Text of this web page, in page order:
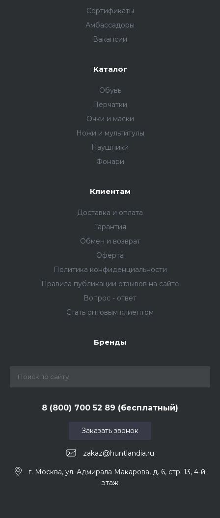
Сертификаты
Амбассадоры
Вакансии
Каталог
Обувь
Перчатки
Очки и маски
Ножи и мультитулы
Наушники
Фонари
Клиентам
Доставка и оплата
Гарантия
Обмен и возврат
Оферта
Политика конфиденциальности
Правила публикации отзывов на сайте
Вопрос - ответ
Стать оптовым клиентом
Бренды
8 (800) 700 52 89 (бесплатный)
zakaz@huntlandia.ru
Заказать звонок
г. Москва, ул. Адмирала Макарова, д. 6, стр. 13, 4-й
этаж